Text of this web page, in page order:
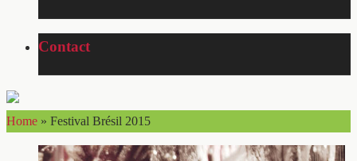
Contact
Home » Festival Brésil 2015